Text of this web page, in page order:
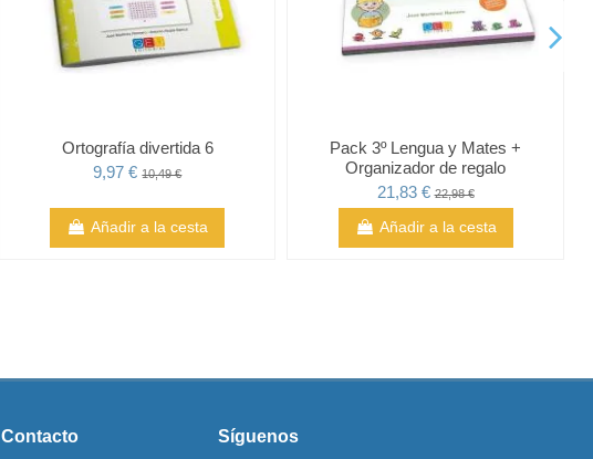
Ortografía divertida 6
9,97 €10,49 €
Añadir a la cesta
Pack 3º Lengua y Mates +
Organizador de regalo
21,83 €22,98 €
Añadir a la cesta
Contacto Síguenos